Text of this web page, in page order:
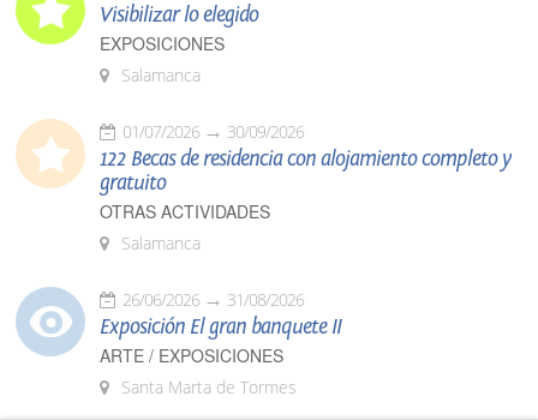
Visibilizar lo elegido
EXPOSICIONES
Salamanca
01/07/2026 30/09/2026
122 Becas de residencia con alojamiento completo y
gratuito
OTRAS ACTIVIDADES
Salamanca
26/06/2026 31/08/2026
Exposición El gran banquete II
ARTE / EXPOSICIONES
Santa Marta de Tormes